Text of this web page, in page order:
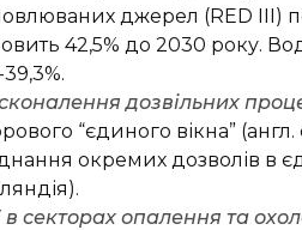
джерел (RED III)
42,5% до 2030 року.
дозвільних
“єдиного вікна”
окремих дозволів в
секторах опалення та